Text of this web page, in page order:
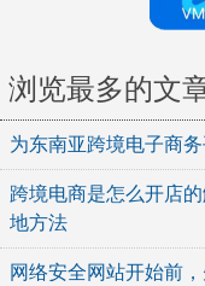
浏览最多的文
为东南亚跨境电子商
跨境电商是怎么开店
地方法
网络安全网站开始前